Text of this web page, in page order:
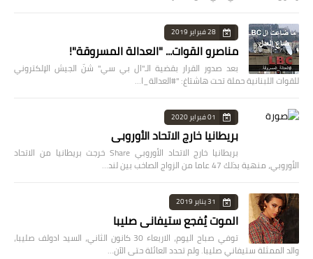
28 فبراير 2019
مناصرو القوات... "العدالة المسروقة"!
بعد صدور القرار بقضية الـ"ال بي سي" شنّ الجيش الإلكتروني
للقوات اللبنانية حملة تحت هاشتاغ: "#العدالة_ا…
01 فبراير 2020
بريطانيا خارج الاتحاد الأوروبي
بريطانيا خارج الاتحاد الأوروبي Share خرجت بريطانيا من الاتحاد
الأوروبي، منهية بذلك 47 عاما من الزواج الصاخب بين لند…
31 يناير 2019
الموت يُفجع ستيفاني صليبا
توفي صباح اليوم، الاربعاء 30 كانون الثاني، السيد ادولف صليبا،
والد الممثلة ستيفاني صليبا. ولم تحدد العائلة حتى الآن…